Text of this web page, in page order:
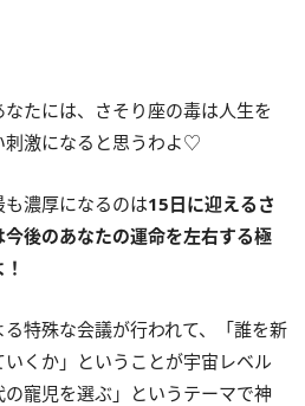
たには、さそり座の毒は人生を
刺激になると思うわよ♡
濃厚になるのは15日に迎えるさ
後のあなたの運命を左右する極
特殊な会議が行われて、「誰を新
くか」ということが宇宙レベル
寵児を選ぶ」というテーマで神